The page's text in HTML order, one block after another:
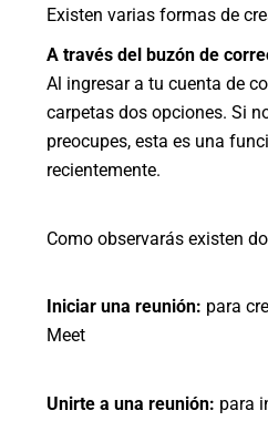
Existen varias formas de
A través del buzón de
Al ingresar a tu cuenta de
carpetas dos opciones. Si
preocupes, esta es una
recientemente.
Como observarás existen
Iniciar una reunión: para
Meet
Unirte a una reunión: para